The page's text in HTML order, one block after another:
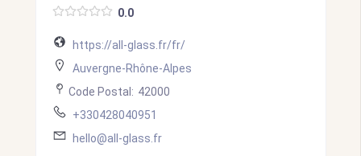
0.0
https://all-glass.fr/fr/
Auvergne-Rhône-Alpes
Code Postal: 42000
+330428040951
hello@all-glass.fr